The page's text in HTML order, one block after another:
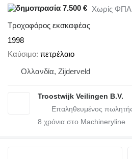
7.500 € Χωρίς ΦΠΑ
Τροχοφόρος εκσκαφέας
1998
Καύσιμο πετρέλαιο
Ολλανδία, Zijderveld
Troostwijk Veilingen B.V.
8 χρόνια στο Machineryline